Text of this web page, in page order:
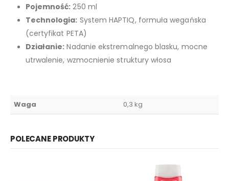
Pojemność: 250 ml
Technologia: System HAPTIQ, formuła wegańska
(certyfikat PETA)
Działanie: Nadanie ekstremalnego blasku, mocne
utrwalenie, wzmocnienie struktury włosa
Waga 0,3 kg
POLECANE PRODUKTY